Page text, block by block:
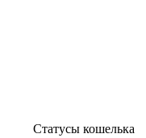
Статусы кошелька